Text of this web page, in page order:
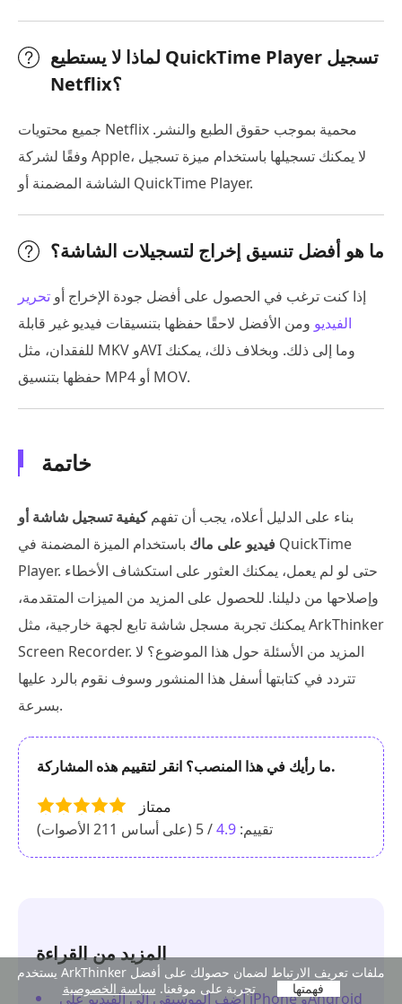
لماذا لا يستطيع QuickTime Player تسجيل
Netflix؟
جميع محتويات Netflix محمية بموجب حقوق الطبع والنشر.
وفقًا لشركة Apple، لا يمكنك تسجيلها باستخدام ميزة تسجيل
الشاشة المضمنة أو QuickTime Player.
ما هو أفضل تنسيق إخراج لتسجيلات الشاشة؟
إذا كنت ترغب في الحصول على أفضل جودة الإخراج أو تحرير
الفيديو ومن الأفضل لاحقًا حفظها بتنسيقات فيديو غير قابلة
للفقدان، مثل MKV وAVI وما إلى ذلك. وبخلاف ذلك، يمكنك
حفظها بتنسيق MP4 أو MOV.
خاتمة
بناء على الدليل أعلاه، يجب أن تفهمكيفية تسجيل شاشة أو
فيديو على ماك باستخدام الميزة المضمنة في QuickTime
Player. حتى لو لم يعمل، يمكنك العثور على استكشاف الأخطاء
وإصلاحها من دليلنا. للحصول على المزيد من الميزات المتقدمة،
يمكنك تجربة مسجل شاشة تابع لجهة خارجية، مثل ArkThinker
Screen Recorder. المزيد من الأسئلة حول هذا الموضوع؟ لا
تتردد في كتابتها أسفل هذا المنشور وسوف نقوم بالرد عليها
بسرعة.
ما رأيك في هذا المنصب؟ انقر لتقييم هذه المشاركة.
ممتاز
تقييم: 4.9/ 5 (على أساس 211 الأصوات)
المزيد من القراءة
أضف الموسيقى إلى الفيديو على iPhone وAndroid
يستخدم ArkThinker ملفات تعريف الارتباط لضمان حصولك على أفضل
تجربة على موقعنا. سياسة الخصوصية فهمتها